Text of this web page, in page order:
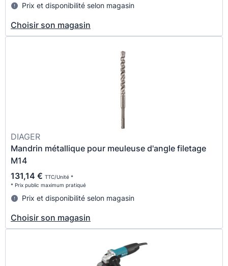
Prix et disponibilité selon magasin
Choisir son magasin
DIAGER
Mandrin métallique pour meuleuse d'angle filetage
M14
131,14 € TTC/Unité *
* Prix public maximum pratiqué
Prix et disponibilité selon magasin
Choisir son magasin